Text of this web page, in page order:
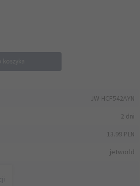
JW-HCF542AYN
2 dni
13.99 PLN
jetworld
koszyka